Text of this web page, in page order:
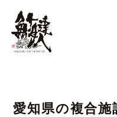
愛知県の複合